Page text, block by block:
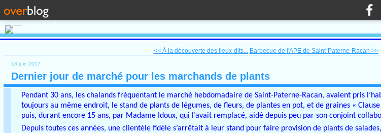
<< À la découverte des lieux-dits... Barbecue de l'APE de Saint-Paterne-Racan >>
18 juin 2017
Dernier jour de marché pour les marchands de plants
Pendant 30 ans, les chalands fréquentant le marché hebdomadaire de Saint-Paterne-Racan, avaient pris
toujours au même endroit, le stand de plants de légumes, de fleurs, de plantes en pot, et de graines «
puis, durant encore 15 ans, par Madame Idoux, qui l’avait remplacé, aidé depuis peu par son conjoint
Depuis toutes ces années, une clientèle fidèle s’arrêtait à leur stand pour faire provision de plants de